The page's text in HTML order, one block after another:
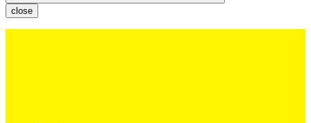
close